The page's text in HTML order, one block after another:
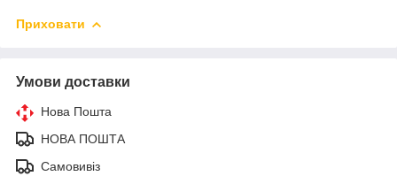
Приховати
Умови доставки
Нова Пошта
НОВА ПОШТА
Самовивіз